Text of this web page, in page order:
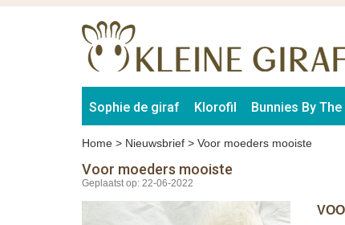
Sophie de giraf Klorofil Bunnies By The
Home > Nieuwsbrief > Voor moeders mooiste
Voor moeders mooiste
Geplaatst op: 22-06-2022